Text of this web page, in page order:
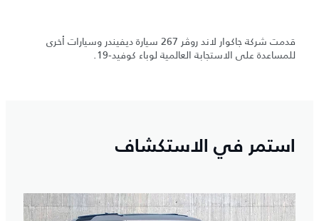
قدمت شركة جاكوار لاند روڤر 267 سيارة ديفيندر وسيارات أخرى
للمساعدة على الاستجابة العالمية لوباء كوفيد-19.
استمر في الاستكشاف